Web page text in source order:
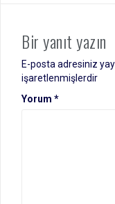
Bir yanıt yazın
E-posta adresiniz
işaretlenmişlerdir
Yorum *